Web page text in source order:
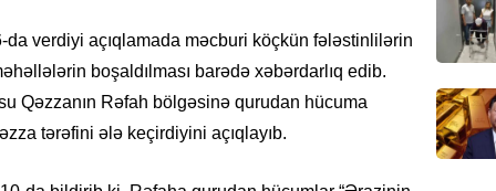
da verdiyi açıqlamada məcburi köçkün fələstinlilərin
boşaldılması barədə xəbərdarlıq edib.
Qəzzanın Rəfah bölgəsinə qurudan hücuma
tərəfini ələ keçirdiyini açıqlayıb.
MANŞET
Nikol
ZƏNG